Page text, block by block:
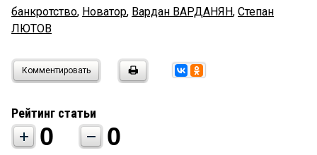
банкротство, Новатор, Вардан ВАРДАНЯН, Степан
ЛЮТОВ
Комментировать
Рейтинг статьи
0 0